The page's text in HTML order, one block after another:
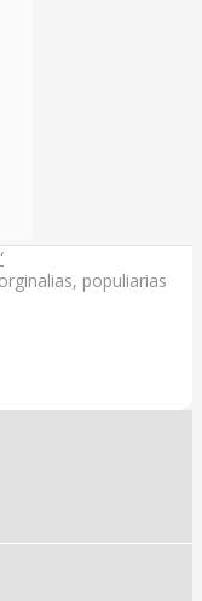
populiarias